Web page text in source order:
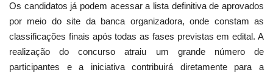
Os candidatos já podem acessar a lista definitiva de aprovados
por meio do site da banca organizadora, onde constam as
classificações finais após todas as fases previstas em edital. A
realização do concurso atraiu um grande número de
participantes e a iniciativa contribuirá diretamente para a